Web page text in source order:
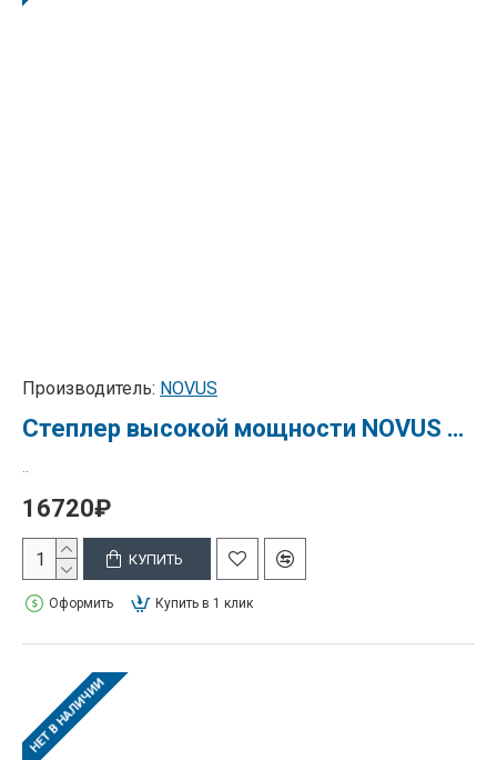
Производитель: NOVUS
Степлер высокой мощности NOVUS B 56/3 скрепление 20-210 листов (23/8 / 23/19)
16720₽
КУПИТЬ
Оформить Купить в 1 клик
НЕТ В НАЛИЧИИ